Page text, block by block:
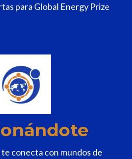
para Global Energy Prize
conecta con mundos de